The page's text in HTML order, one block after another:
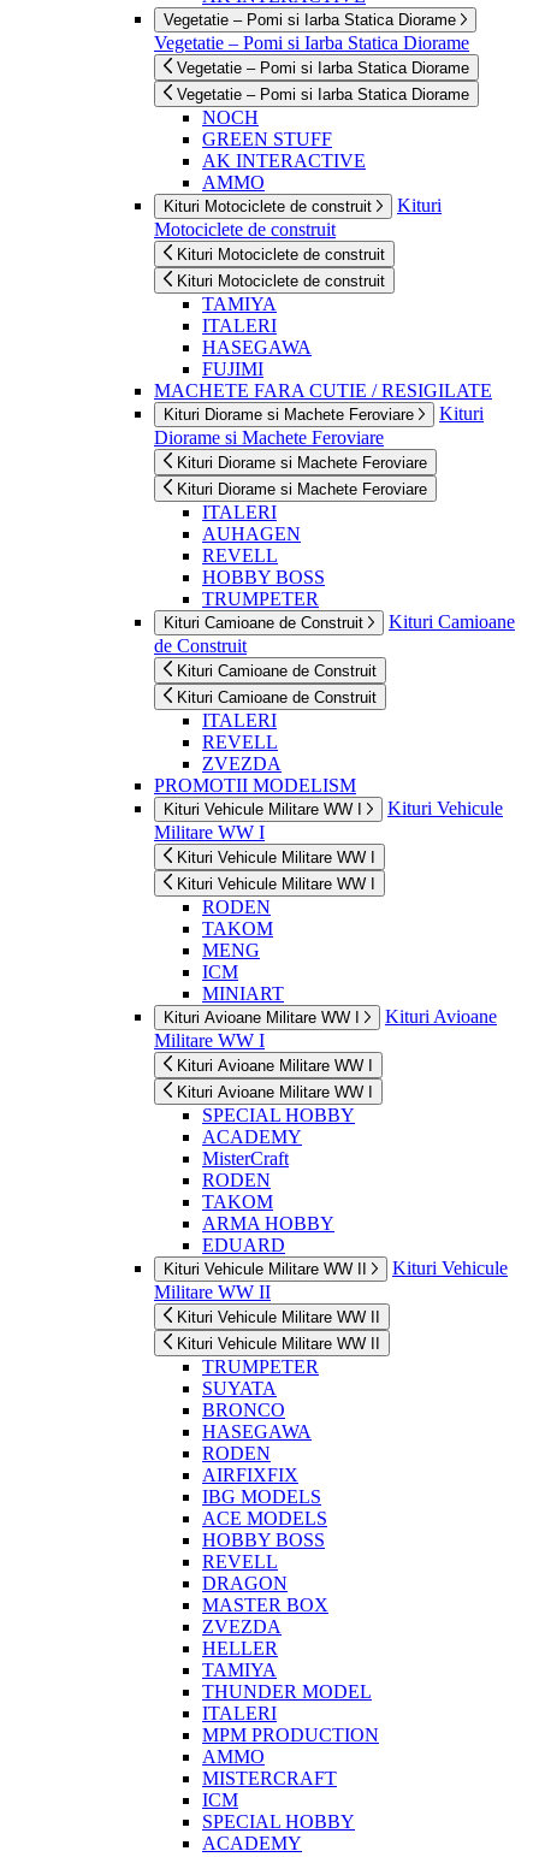
Vegetatie – Pomi si Iarba Statica Diorame
Vegetatie – Pomi si Iarba Statica Diorame
Vegetatie – Pomi si Iarba Statica Diorame
Vegetatie – Pomi si Iarba Statica Diorame
NOCH
GREEN STUFF
AK INTERACTIVE
AMMO
Kituri Motociclete de construit
Kituri
Motociclete de construit
Kituri Motociclete de construit
Kituri Motociclete de construit
TAMIYA
ITALERI
HASEGAWA
FUJIMI
MACHETE FARA CUTIE / RESIGILATE
Kituri Diorame si Machete Feroviare
Kituri
Diorame si Machete Feroviare
Kituri Diorame si Machete Feroviare
Kituri Diorame si Machete Feroviare
ITALERI
AUHAGEN
REVELL
HOBBY BOSS
TRUMPETER
Kituri Camioane de Construit
Kituri Camioane
de Construit
Kituri Camioane de Construit
Kituri Camioane de Construit
ITALERI
REVELL
ZVEZDA
PROMOTII MODELISM
Kituri Vehicule Militare WW I
Kituri Vehicule
Militare WW I
Kituri Vehicule Militare WW I
Kituri Vehicule Militare WW I
RODEN
TAKOM
MENG
ICM
MINIART
Kituri Avioane Militare WW I
Kituri Avioane
Militare WW I
Kituri Avioane Militare WW I
Kituri Avioane Militare WW I
SPECIAL HOBBY
ACADEMY
MisterCraft
RODEN
TAKOM
ARMA HOBBY
EDUARD
Kituri Vehicule Militare WW II
Kituri Vehicule
Militare WW II
Kituri Vehicule Militare WW II
Kituri Vehicule Militare WW II
TRUMPETER
SUYATA
BRONCO
HASEGAWA
RODEN
AIRFIXFIX
IBG MODELS
ACE MODELS
HOBBY BOSS
REVELL
DRAGON
MASTER BOX
ZVEZDA
HELLER
TAMIYA
THUNDER MODEL
ITALERI
MPM PRODUCTION
AMMO
MISTERCRAFT
ICM
SPECIAL HOBBY
ACADEMY